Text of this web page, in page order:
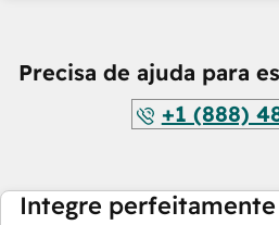
Precisa de ajuda para
+1 (888)
Integre